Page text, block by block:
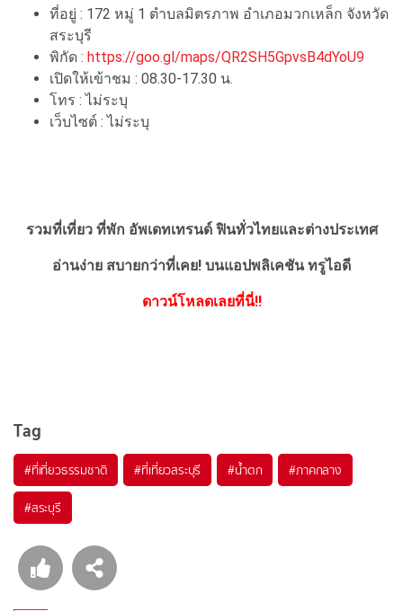
ที่อยู่ : 172 หมู่ 1 ตำบลมิตรภาพ อำเภอมวกเหล็ก จังหวัด
สระบุรี
พิกัด : https://goo.gl/maps/QR2SH5GpvsB4dYoU9
เปิดให้เข้าชม : 08.30-17.30 น.
โทร : ไม่ระบุ
เว็บไซต์ : ไม่ระบุ
รวมที่เที่ยว ที่พัก อัพเดทเทรนด์ ฟินทั่วไทยและต่างประเทศ
อ่านง่าย สบายกว่าที่เคย! บนแอปพลิเคชัน ทรูไอดี
ดาวน์โหลดเลยที่นี่!!
Tag
#ที่เที่ยวธรรมชาติ #ที่เที่ยวสระบุรี #น้ำตก #ภาคกลาง
#สระบุรี